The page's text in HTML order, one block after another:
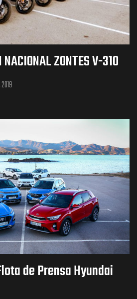
NACIONAL ZONTES V-310
de Prensa Hyundai